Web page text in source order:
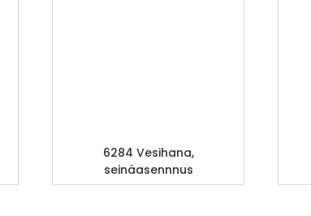
6284 Vesihana,
seinäasennnus